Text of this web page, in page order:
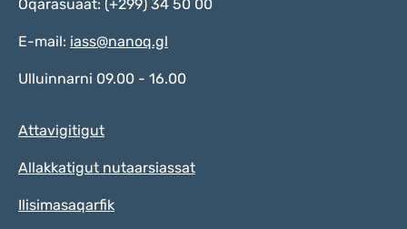
Oqarasuaat: (+299) 34 50 00
E-mail: iass@nanoq.gl
Ulluinnarni 09.00 - 16.00
Attavigitigut
Allakkatigut nutaarsiassat
Ilisimasaqarfik